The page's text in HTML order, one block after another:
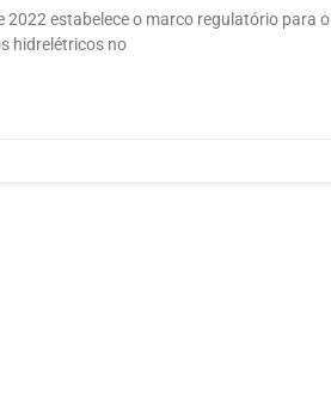
2022 estabelece o marco regulatório para o
hidrelétricos no